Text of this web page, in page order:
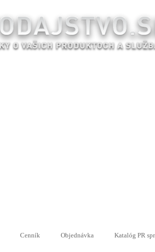
Cenník Objednávka Katalóg PR